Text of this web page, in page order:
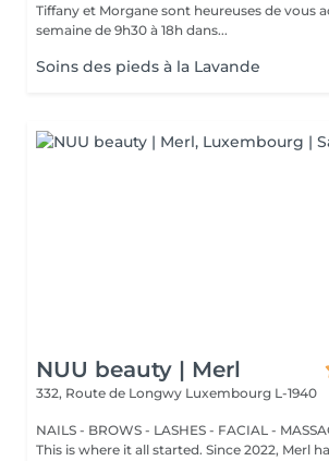
Tiffany et Morgane sont heureuses de vous
semaine de 9h30 à 18h dans...
Soins des pieds à la Lavande
NUU beauty | Merl
332, Route de Longwy Luxembourg L-1940
NAILS - BROWS - LASHES - FACIAL -
This is where it all started. Since 2022, Merl